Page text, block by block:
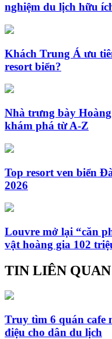
nghiệm du lịch hữu
Khách Trung Á ưu
resort biển?
Nhà trưng bày
khám phá từ A-Z
Top resort ven biển
2026
Louvre mở lại “căn
vật hoàng gia 102
TIN LIÊN QUAN
Truy tìm 6 quán cafe
điệu cho dân du lịch